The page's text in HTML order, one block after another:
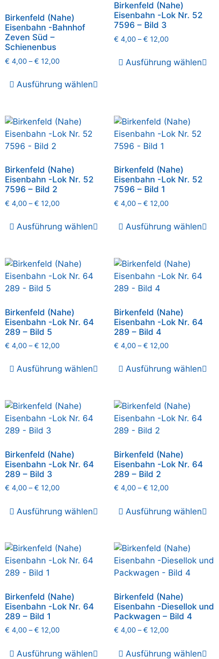
Birkenfeld (Nahe)
Eisenbahn -Bahnhof
Zeven Süd –
Schienenbus
€ 4,00 –€ 12,00
Ausführung wählen
Birkenfeld (Nahe)
Eisenbahn -Lok Nr. 52
7596 – Bild 3
€ 4,00–€ 12,00
Ausführung wählen
Birkenfeld (Nahe)
Eisenbahn -Lok Nr. 52
7596 – Bild 2
€ 4,00 –€ 12,00
Ausführung wählen
Birkenfeld (Nahe)
Eisenbahn -Lok Nr. 52
7596 – Bild 1
€ 4,00–€ 12,00
Ausführung wählen
Birkenfeld (Nahe)
Eisenbahn -Lok Nr. 64
289 – Bild 5
€ 4,00 –€ 12,00
Ausführung wählen
Birkenfeld (Nahe)
Eisenbahn -Lok Nr. 64
289 – Bild 4
€ 4,00–€ 12,00
Ausführung wählen
Birkenfeld (Nahe)
Eisenbahn -Lok Nr. 64
289 – Bild 3
€ 4,00 –€ 12,00
Ausführung wählen
Birkenfeld (Nahe)
Eisenbahn -Lok Nr. 64
289 – Bild 2
€ 4,00–€ 12,00
Ausführung wählen
Birkenfeld (Nahe)
Eisenbahn -Lok Nr. 64
289 – Bild 1
€ 4,00 –€ 12,00
Ausführung wählen
Birkenfeld (Nahe)
Eisenbahn -Diesellok und
Packwagen – Bild 4
€ 4,00–€ 12,00
Ausführung wählen